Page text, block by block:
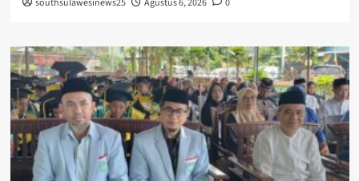
southsulawesinews25 Agustus 6, 2026 0